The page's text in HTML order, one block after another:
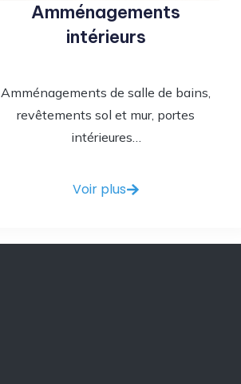
Amménagements
intérieurs
Amménagements de salle de bains,
revêtements sol et mur, portes
intérieures…
Voir plus